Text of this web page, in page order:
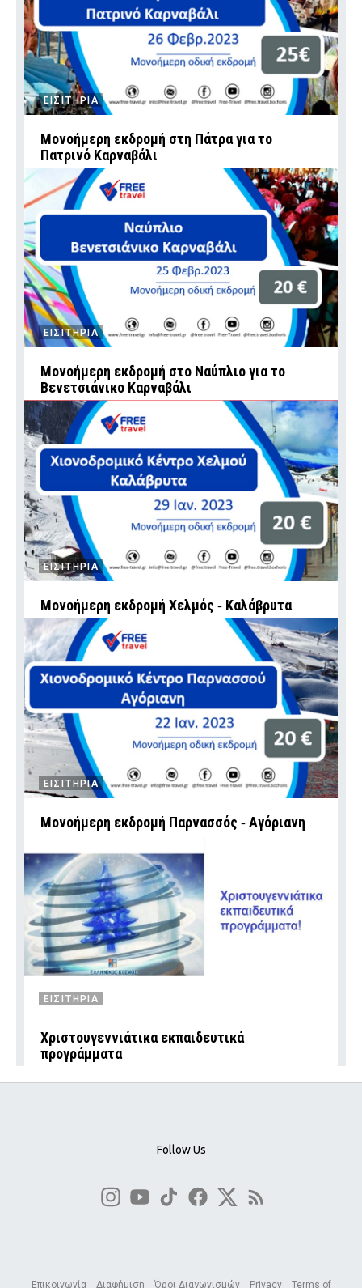
ΕΙΣΙΤΗΡΙΑ
Μονοήμερη εκδρομή στη Πάτρα για το
Πατρινό Καρναβάλι
ΕΙΣΙΤΗΡΙΑ
Mονοήμερη εκδρομή στο Ναύπλιο για το
Βενετσιάνικο Καρναβάλι
ΕΙΣΙΤΗΡΙΑ
Mονοήμερη εκδρομή Χελμός ‑ Καλάβρυτα
ΕΙΣΙΤΗΡΙΑ
Mονοήμερη εκδρομή Παρνασσός ‑ Αγόριανη
ΕΙΣΙΤΗΡΙΑ
Χριστουγεννιάτικα εκπαιδευτικά
προγράμματα
Follow Us
Επικοινωνία Διαφήμιση Όροι Διαγωνισμών Privacy Terms of